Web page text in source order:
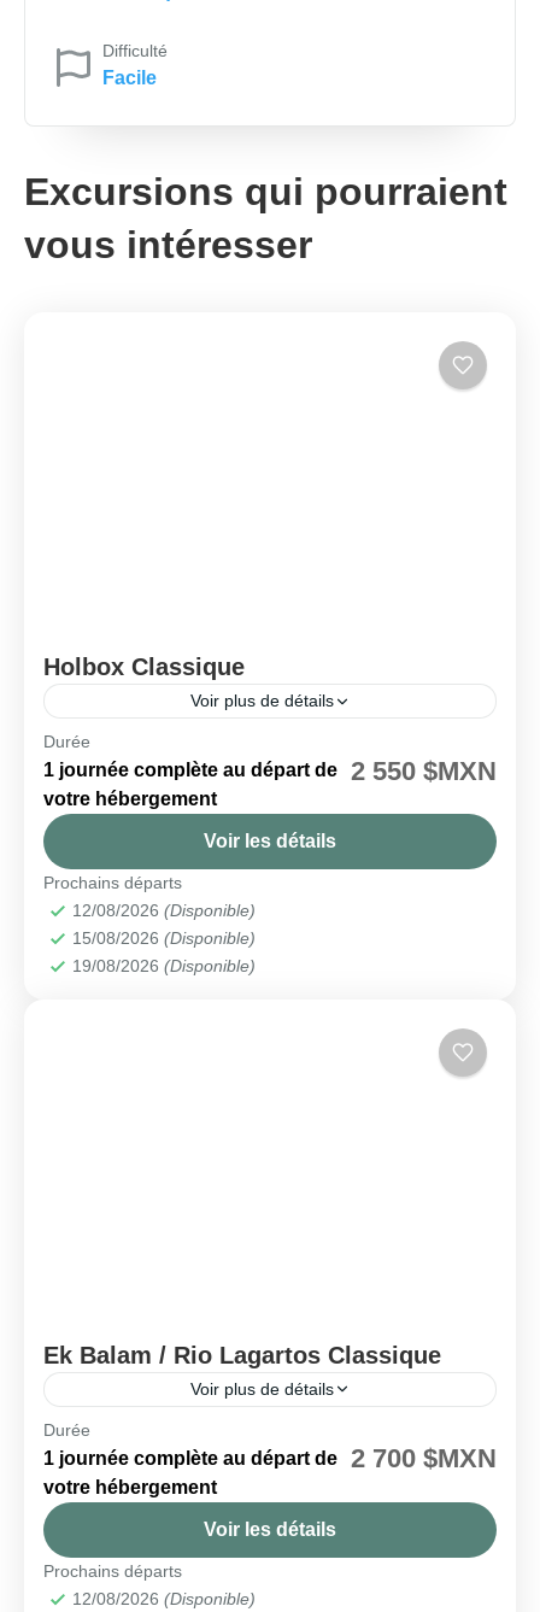
Difficulté
Facile
Excursions qui pourraient
vous intéresser
Holbox Classique
Voir plus de détails
🗓️ Disponible chaque mercredi et samedi
Holbox
Facile
Durée
1 journée complète au départ de
votre hébergement
2 550 $MXN
Voir les détails
Prochains départs
12/08/2026 (Disponible)
15/08/2026 (Disponible)
19/08/2026 (Disponible)
Ek Balam / Rio Lagartos Classique
Voir plus de détails
🗓️ Disponible chaque mercredi
Ek Balam Las Coloradas
Facile
Durée
1 journée complète au départ de
votre hébergement
2 700 $MXN
Voir les détails
Prochains départs
12/08/2026 (Disponible)